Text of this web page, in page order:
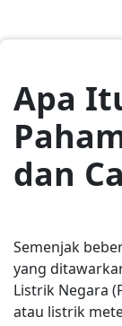
Apa
dan
Semenjak
yang
Listrik Negara
atau listrik